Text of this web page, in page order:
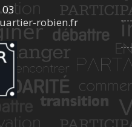
03
robien.fr